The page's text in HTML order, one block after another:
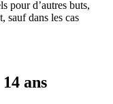
pour d’autres buts,
sauf dans les cas
ans